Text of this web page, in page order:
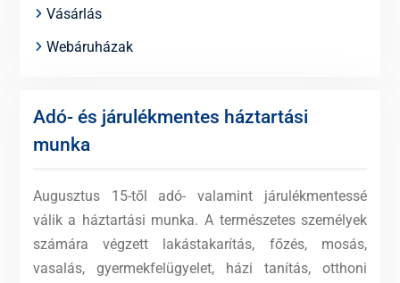
Vásárlás
Webáruházak
Adó- és járulékmentes háztartási
munka
Augusztus 15-től adó- valamint járulékmentessé
válik a háztartási munka. A természetes személyek
számára végzett lakástakarítás, főzés, mosás,
vasalás, gyermekfelügyelet, házi tanítás, otthoni